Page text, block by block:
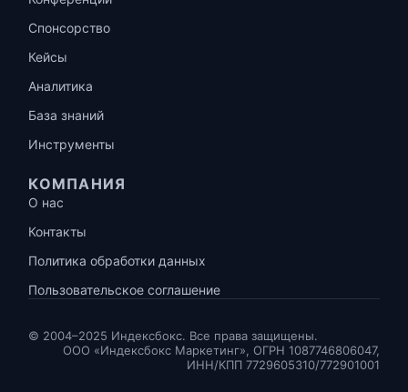
Спонсорство
Кейсы
Аналитика
База знаний
Инструменты
КОМПАНИЯ
О нас
Контакты
Политика обработки данных
Пользовательское соглашение
© 2004–2025 Индексбокс. Все права защищены.
ООО «Индексбокс Маркетинг», ОГРН 1087746806047,
ИНН/КПП 7729605310/772901001